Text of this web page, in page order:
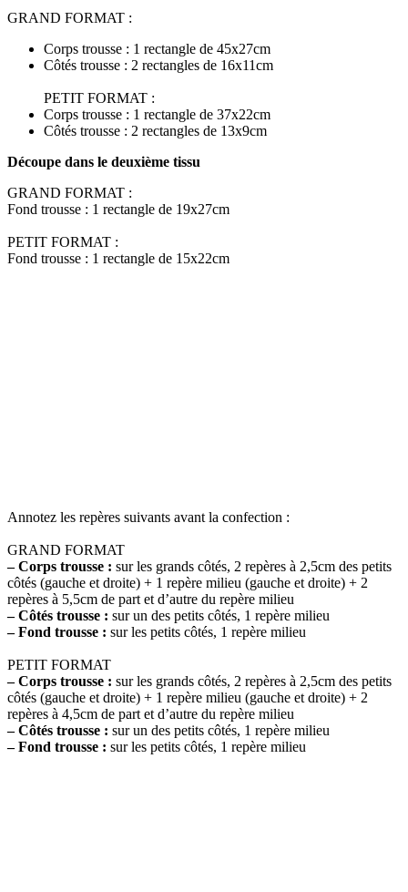
GRAND FORMAT :
Corps trousse : 1 rectangle de 45x27cm
Côtés trousse : 2 rectangles de 16x11cm
PETIT FORMAT :
Corps trousse : 1 rectangle de 37x22cm
Côtés trousse : 2 rectangles de 13x9cm
Découpe dans le deuxième tissu
GRAND FORMAT :
Fond trousse : 1 rectangle de 19x27cm
PETIT FORMAT :
Fond trousse : 1 rectangle de 15x22cm
Annotez les repères suivants avant la confection :
GRAND FORMAT
– Corps trousse : sur les grands côtés, 2 repères à 2,5cm des petits
côtés (gauche et droite) + 1 repère milieu (gauche et droite) + 2
repères à 5,5cm de part et d’autre du repère milieu
– Côtés trousse : sur un des petits côtés, 1 repère milieu
– Fond trousse : sur les petits côtés, 1 repère milieu
PETIT FORMAT
– Corps trousse : sur les grands côtés, 2 repères à 2,5cm des petits
côtés (gauche et droite) + 1 repère milieu (gauche et droite) + 2
repères à 4,5cm de part et d’autre du repère milieu
– Côtés trousse : sur un des petits côtés, 1 repère milieu
– Fond trousse : sur les petits côtés, 1 repère milieu